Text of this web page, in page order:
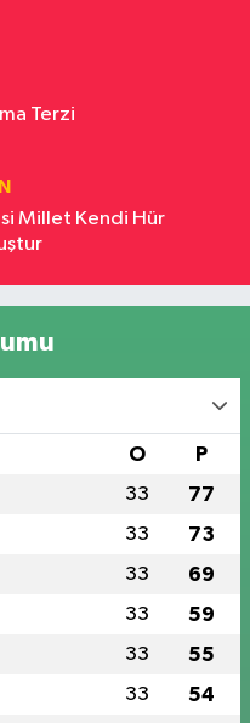
Terzi
Millet Kendi Hür
O P
33 77
33 73
33 69
33 59
33 55
33 54